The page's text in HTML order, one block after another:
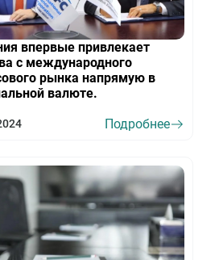
впервые привлекает
с международного
рынка напрямую в
валюте.
Подробнее